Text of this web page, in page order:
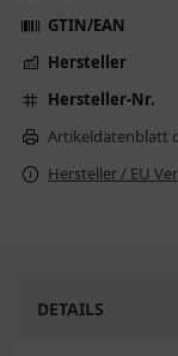
GTIN/EAN
Hersteller
Hersteller-Nr.
Artikeldatenblatt
Hersteller / EU
DETAILS